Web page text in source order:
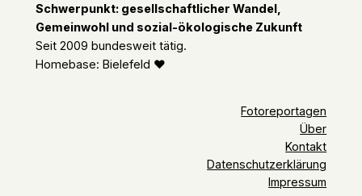
Schwerpunkt: gesellschaftlicher Wandel,
Gemeinwohl und sozial-ökologische Zukunft
Seit 2009 bundesweit tätig.
Homebase: Bielefeld ❤︎
Fotoreportagen
Über
Kontakt
Datenschutz­erklärung
Impressum